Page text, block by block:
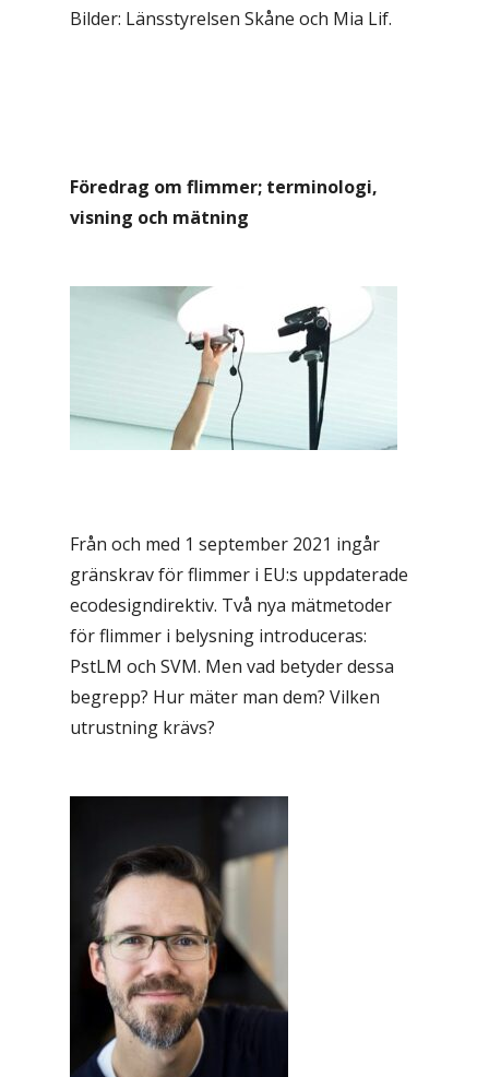
Bilder: Länsstyrelsen Skåne och Mia Lif.
Föredrag om flimmer; terminologi,
visning och mätning
Från och med 1 september 2021 ingår
gränskrav för flimmer i EU:s uppdaterade
ecodesigndirektiv. Två nya mätmetoder
för flimmer i belysning introduceras:
PstLM och SVM. Men vad betyder dessa
begrepp? Hur mäter man dem? Vilken
utrustning krävs?